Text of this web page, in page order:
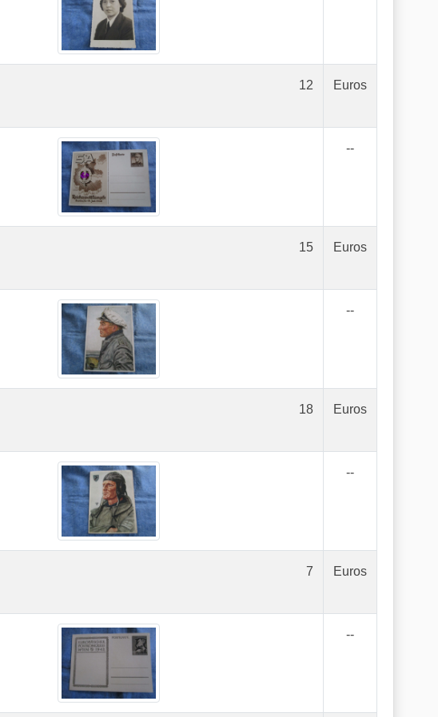
12 Euros
--
15 Euros
--
18 Euros
--
7 Euros
--